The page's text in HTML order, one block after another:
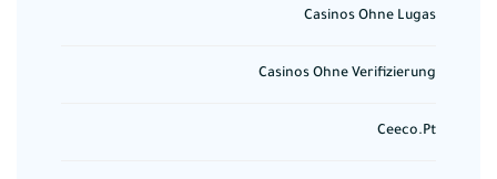
Casinos Ohne Lugas
Casinos Ohne Verifizierung
Ceeco.pt